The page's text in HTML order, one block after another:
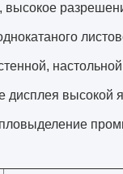
высокое
дисплея высокой